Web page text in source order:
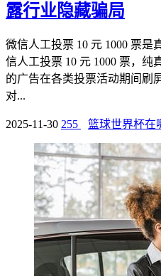
露行业隐藏骗局
微信人工投票 10 元 1000 票是
信人工投票 10 元 1000 票，
的广告在各类投票活动期间刷
对...
2025-11-30 255 篮球世界杯在